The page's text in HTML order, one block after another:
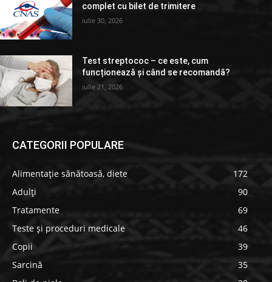
complet cu bilet de trimitere
iulie 30, 2026
Test streptococ – ce este, cum
funcționează și când se recomandă?
iulie 21, 2026
CATEGORII POPULARE
Alimentație sănătoasă, diete
172
Adulți
90
Tratamente
69
Teste și proceduri medicale
46
Copii
39
Sarcină
35